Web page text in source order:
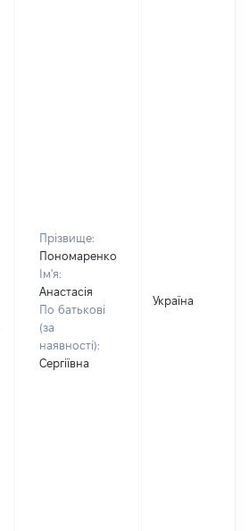
Прізвище:
Пономаренко
Ім'я:
Анастасія
По батькові
(за
наявності):
Сергіївна
Україна